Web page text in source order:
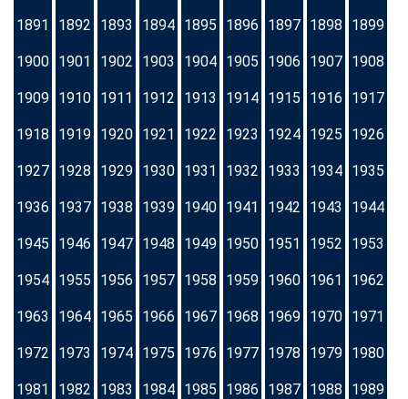
1891 1892 1893 1894 1895 1896 1897 1898 1899
1900 1901 1902 1903 1904 1905 1906 1907 1908
1909 1910 1911 1912 1913 1914 1915 1916 1917
1918 1919 1920 1921 1922 1923 1924 1925 1926
1927 1928 1929 1930 1931 1932 1933 1934 1935
1936 1937 1938 1939 1940 1941 1942 1943 1944
1945 1946 1947 1948 1949 1950 1951 1952 1953
1954 1955 1956 1957 1958 1959 1960 1961 1962
1963 1964 1965 1966 1967 1968 1969 1970 1971
1972 1973 1974 1975 1976 1977 1978 1979 1980
1981 1982 1983 1984 1985 1986 1987 1988 1989